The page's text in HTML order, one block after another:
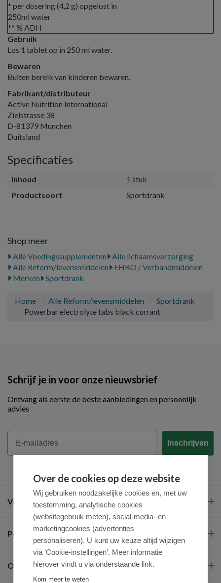
* per dosering (4,2 g) opgelost in
250ml water
** % ADH
Gebruik
Los 1 tablet op in 250 ml water.
Bewaren
Buiten bereik van kinderen bewaren.
Fabrikant/distributeur
Active Nutrition International
Zielstrasse 38
D-81379 Munchen
Duitsland
Specificaties
inhoud
1 stuk
Productsoort
Sportdrank
Shop meer
Alle Voedingssupplementen
Alle lichaamsverzorging
Alle Reform/levensmiddelen
EHBO / Verbandmiddelen
Merken
Sportdrank
Home Alle Reform/levensmiddelen
Sportdrank
Powerbar electrolyte tabs black currant
Schrijf je in voor onze nieuwsbrief
Ontvang als eerste de beste aanbiedingen en persoonlijk
advies
Email
Inschrijven
Veel gestelde vragen
Populaire merken
Over ons
Over de cookies op deze website
Wij gebruiken noodzakelijke cookies en, met uw
toestemming, analytische cookies
(websitegebruik meten), social-media- en
marketingcookies (advertenties
personaliseren). U kunt uw keuze altijd wijzigen
via ‘Cookie-instellingen’. Meer informatie
hierover vindt u via onderstaande link.
Kom meer te weten